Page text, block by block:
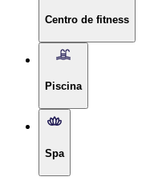
Centro de fitness
Piscina
Spa